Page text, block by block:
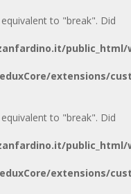
to "break". Did
public_html/
extensions/
to "break". Did
public_html/
extensions/